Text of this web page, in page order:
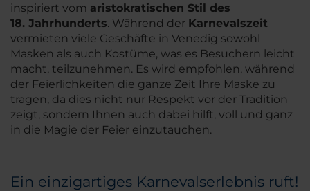
inspiriert vom aristokratischen Stil des
18. Jahrhunderts. Während der Karnevalszeit
vermieten viele Geschäfte in Venedig sowohl
Masken als auch Kostüme, was es Besuchern leicht
macht, teilzunehmen. Es wird empfohlen, während
der Feierlichkeiten die ganze Zeit Ihre Maske zu
tragen, da dies nicht nur Respekt vor der Tradition
zeigt, sondern Ihnen auch dabei hilft, voll und ganz
in die Magie der Feier einzutauchen.
Ein einzigartiges Karnevalserlebnis ruft!